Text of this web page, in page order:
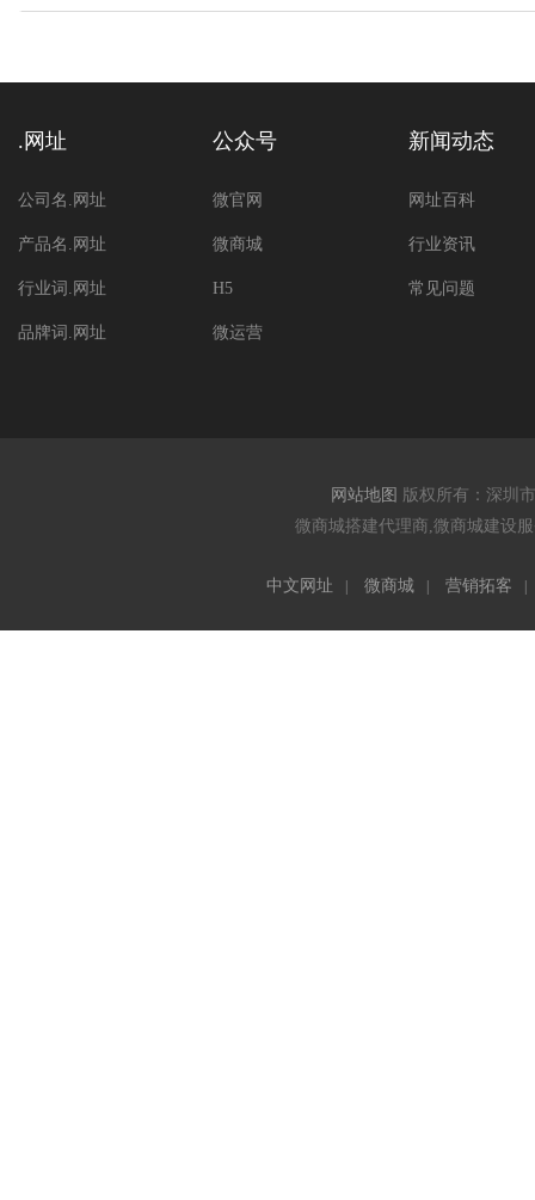
.网址
公司名.网址
产品名.网址
行业词.网址
品牌词.网址
公众号
微官网
微商城
H5
微运营
新闻动态
网址百科
行业资讯
常见问题
网站地图 版权所有：深圳
微商城搭建代理商,微商城建设
中文网址 微商城 营销拓客